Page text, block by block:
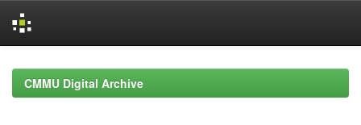
navigationCMMU Digital Archive